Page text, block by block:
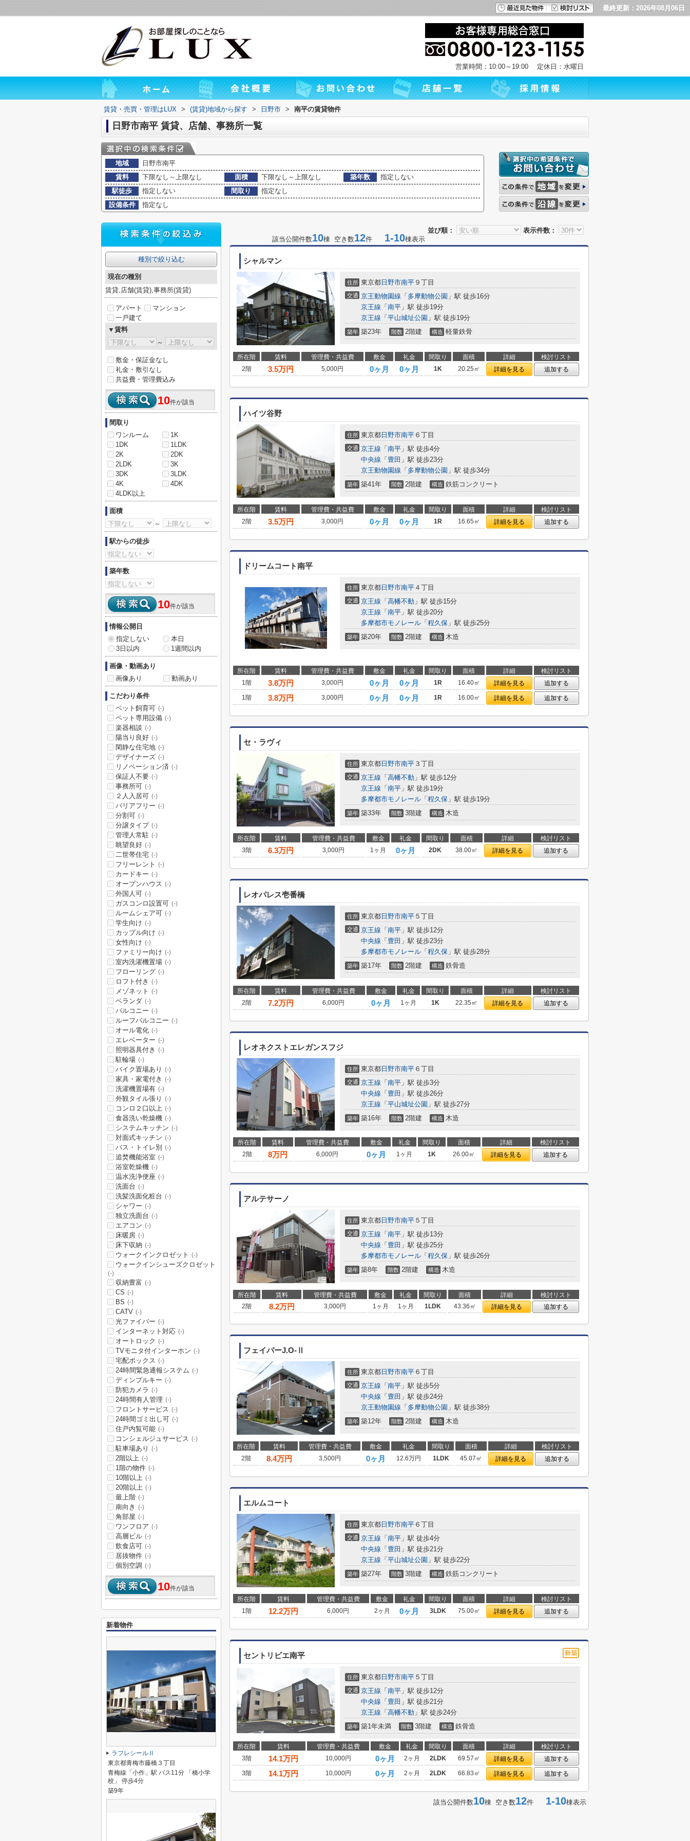
最終更新：2026年08月06日
営業時間：10:00～19:00 定休日：水曜日
賃貸・売買・管理はLUX > (賃貸)地域から探す > 日野市 > 南平の賃貸物件
日野市南平 賃貸、店舗、事務所一覧
地域
日野市南平
賃料
下限なし～上限なし 面積 下限なし～上限なし 築年数
指定しない
駅徒歩
指定しない 間取り
指定なし
設備条件
指定なし
並び順：
表示件数：
該当公開件数10棟 空き数12件 1-10棟表示
シャルマン
住所 東京都 日野市南平 ９丁目
交通 京王動物園線 「 多摩動物公園 」駅 徒歩16分
京王線 「 南平 」駅 徒歩19分
京王線 「 平山城址公園 」駅 徒歩19分
築年 築23年 階数 2階建 構造 軽量鉄骨
所在階 賃料 管理費・共益費 敷金 礼金 間取り 面積 詳細
検討リスト
2階
3.5万円 5,000円 0ヶ月 0ヶ月 1K 20.25㎡ 詳細を見る 追加する
ハイツ谷野
住所 東京都 日野市南平 ６丁目
交通 京王線 「 南平 」駅 徒歩4分
中央線 「 豊田 」駅 徒歩23分
京王動物園線 「 多摩動物公園 」駅 徒歩34分
築年 築41年 階数 2階建 構造 鉄筋コンクリート
所在階 賃料 管理費・共益費 敷金 礼金 間取り 面積 詳細
検討リスト
2階
3.5万円 3,000円 0ヶ月 0ヶ月 1R 16.65㎡ 詳細を見る 追加する
ドリームコート南平
住所 東京都 日野市南平 ４丁目
交通 京王線 「 高幡不動 」駅 徒歩15分
京王線 「 南平 」駅 徒歩20分
多摩都市モノレール 「 程久保 」駅 徒歩25分
築年 築20年 階数 2階建 構造 木造
所在階 賃料 管理費・共益費 敷金 礼金 間取り 面積 詳細
検討リスト
1階
3.8万円 3,000円 0ヶ月 0ヶ月 1R 16.40㎡ 詳細を見る
追加する
1階
3.8万円 3,000円 0ヶ月 0ヶ月 1R 16.00㎡ 詳細を見る 追加する
セ・ラヴィ
住所 東京都 日野市南平 ３丁目
交通 京王線 「 高幡不動 」駅 徒歩12分
京王線 「 南平 」駅 徒歩19分
多摩都市モノレール 「 程久保 」駅 徒歩19分
築年 築33年 階数 3階建 構造 木造
所在階 賃料 管理費・共益費 敷金 礼金 間取り 面積 詳細
検討リスト
3階
6.3万円 3,000円 1ヶ月 0ヶ月 2DK 38.00㎡ 詳細を見る 追加する
レオパレス壱番橋
住所 東京都 日野市南平 ５丁目
交通 京王線 「 南平 」駅 徒歩12分
中央線 「 豊田 」駅 徒歩23分
多摩都市モノレール 「 程久保 」駅 徒歩28分
築年 築17年 階数 2階建 構造 鉄骨造
所在階 賃料 管理費・共益費 敷金 礼金 間取り 面積 詳細
検討リスト
2階
7.2万円 6,000円 0ヶ月 1ヶ月 1K 22.35㎡ 詳細を見る 追加する
レオネクストエレガンスフジ
住所 東京都 日野市南平 ６丁目
交通 京王線 「 南平 」駅 徒歩3分
中央線 「 豊田 」駅 徒歩26分
京王線 「 平山城址公園 」駅 徒歩27分
築年 築16年 階数 2階建 構造 木造
所在階 賃料 管理費・共益費 敷金 礼金 間取り 面積 詳細
検討リスト
2階
8万円 6,000円 0ヶ月 1ヶ月 1K 26.00㎡ 詳細を見る 追加する
アルテサーノ
住所 東京都 日野市南平 ５丁目
交通 京王線 「 南平 」駅 徒歩13分
中央線 「 豊田 」駅 徒歩25分
多摩都市モノレール 「 程久保 」駅 徒歩26分
築年 築8年 階数 2階建 構造 木造
所在階 賃料 管理費・共益費 敷金 礼金 間取り 面積 詳細
検討リスト
2階
8.2万円 3,000円 1ヶ月 1ヶ月 1LDK 43.36㎡ 詳細を見る 追加する
フェイバーJ.O-Ⅱ
住所 東京都 日野市南平 ６丁目
交通 京王線 「 南平 」駅 徒歩5分
中央線 「 豊田 」駅 徒歩24分
京王動物園線 「 多摩動物公園 」駅 徒歩38分
築年 築12年 階数 2階建 構造 木造
所在階 賃料 管理費・共益費 敷金 礼金 間取り 面積 詳細
検討リスト
2階
8.4万円 3,500円 0ヶ月 12.6万円 1LDK 45.07㎡ 詳細を見る 追加する
エルムコート
住所 東京都 日野市南平 ６丁目
交通 京王線 「 南平 」駅 徒歩4分
中央線 「 豊田 」駅 徒歩21分
京王線 「 平山城址公園 」駅 徒歩22分
築年 築27年 階数 3階建 構造 鉄筋コンクリート
所在階 賃料 管理費・共益費 敷金 礼金 間取り 面積 詳細
検討リスト
1階
12.2万円 6,000円 2ヶ月 0ヶ月 3LDK 75.00㎡ 詳細を見る 追加する
セントリビエ南平
住所 東京都 日野市南平 ５丁目
交通 京王線 「 南平 」駅 徒歩12分
中央線 「 豊田 」駅 徒歩21分
京王線 「 高幡不動 」駅 徒歩24分
築年 築1年未満 階数 3階建 構造 鉄骨造
所在階 賃料 管理費・共益費 敷金 礼金 間取り 面積 詳細
検討リスト
3階
14.1万円 10,000円 0ヶ月 2ヶ月 2LDK 69.57㎡ 詳細を見る
追加する
3階
14.1万円 10,000円 0ヶ月 2ヶ月 2LDK 66.83㎡ 詳細を見る 追加する
該当公開件数10棟 空き数12件 1-10棟表示
種別で絞り込む
現在の種別
賃貸,店舗(賃貸),事務所(賃貸)
アパート
マンション
一戸建て
▼賃料
～
敷金・保証金なし
礼金・敷引なし
共益費・管理費込み
10件が該当
間取り
ワンルーム
1K
1DK
1LDK
2K
2DK
2LDK
3K
3DK
3LDK
4K
4DK
4LDK以上
面積
～
駅からの徒歩
築年数
10件が該当
情報公開日
指定しない
本日
3日以内
1週間以内
画像・動画あり
画像あり
動画あり
こだわり条件
ペット飼育可 (-)
ペット専用設備 (-)
楽器相談 (-)
陽当り良好 (-)
閑静な住宅地 (-)
デザイナーズ (-)
リノベーション済 (-)
保証人不要 (-)
事務所可 (-)
２人入居可 (-)
バリアフリー (-)
分割可 (-)
分譲タイプ (-)
管理人常駐 (-)
眺望良好 (-)
二世帯住宅 (-)
フリーレント (-)
カードキー (-)
オープンハウス (-)
外国人可 (-)
ガスコンロ設置可 (-)
ルームシェア可 (-)
学生向け (-)
カップル向け (-)
女性向け (-)
ファミリー向け (-)
室内洗濯機置場 (-)
フローリング (-)
ロフト付き (-)
メゾネット (-)
ベランダ (-)
バルコニー (-)
ルーフバルコニー (-)
オール電化 (-)
エレベーター (-)
照明器具付き (-)
駐輪場 (-)
バイク置場あり (-)
家具・家電付き (-)
洗濯機置場有 (-)
外観タイル張り (-)
コンロ２口以上 (-)
食器洗い乾燥機 (-)
システムキッチン (-)
対面式キッチン (-)
バス・トイレ別 (-)
追焚機能浴室 (-)
浴室乾燥機 (-)
温水洗浄便座 (-)
洗面台 (-)
洗髪洗面化粧台 (-)
シャワー (-)
独立洗面台 (-)
エアコン (-)
床暖房 (-)
床下収納 (-)
ウォークインクロゼット (-)
ウォークインシューズクロゼット
(-)
収納豊富 (-)
CS (-)
BS (-)
CATV (-)
光ファイバー (-)
インターネット対応 (-)
オートロック (-)
TVモニタ付インターホン (-)
宅配ボックス (-)
24時間緊急通報システム (-)
ディンプルキー (-)
防犯カメラ (-)
24時間有人管理 (-)
フロントサービス (-)
24時間ゴミ出し可 (-)
住戸内覧可能 (-)
コンシェルジュサービス (-)
駐車場あり (-)
2階以上 (-)
1階の物件 (-)
10階以上 (-)
20階以上 (-)
最上階 (-)
南向き (-)
角部屋 (-)
ワンフロア (-)
高層ビル (-)
飲食店可 (-)
居抜物件 (-)
個別空調 (-)
10件が該当
新着物件
ラフレシールⅡ
東京都青梅市藤橋３丁目
青梅線「小作」駅 バス11分 「橋小学
校」 停歩4分
築9年